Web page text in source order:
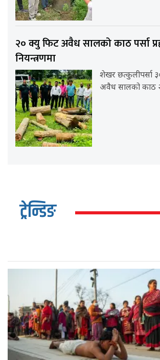
२० क्यु फिट अवैध सालको काठ पर्सा
नियन्त्रणमा
शेखर छत्कुलीपर्सा
अवैध सालको काठ
ट्रेन्डिङ